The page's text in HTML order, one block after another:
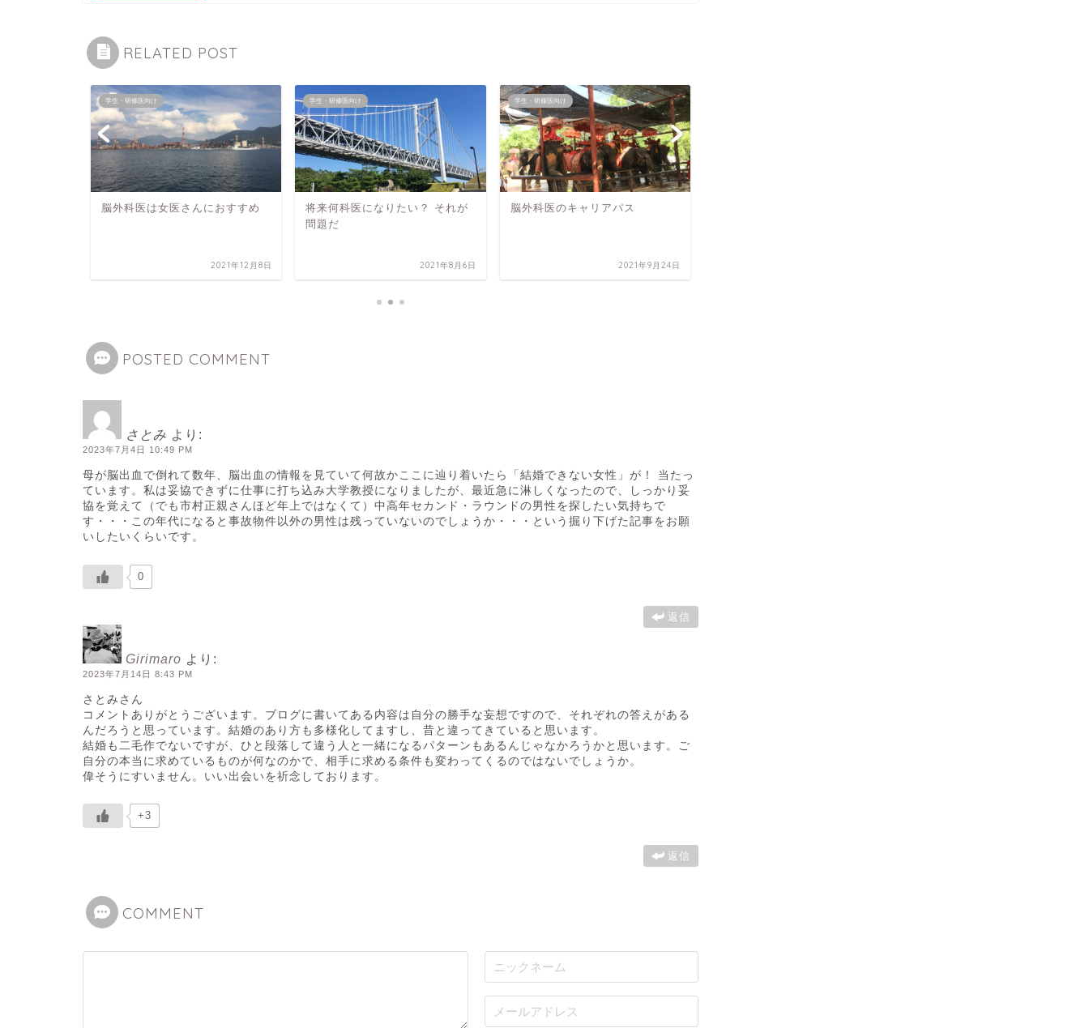
RELATED POST
学生・研修医向け
脳外科医は女医さんにおすすめ
2021年12月8日
学生・研修医向け
将来何科医になりたい？ それが
問題だ
2021年8月6日
学生・研修医向け
脳外科医のキャリアパス
2021年9月24日
POSTED COMMENT
さとみ より:
2023年7月4日 10:49 PM
母が脳出血で倒れて数年、脳出血の情報を見ていて何故かここに辿り着いたら「結婚できない女性」が！ 当たっ
ています。私は妥協できずに仕事に打ち込み大学教授になりましたが、最近急に淋しくなったので、しっかり妥
協を覚えて（でも市村正親さんほど年上ではなくて）中高年セカンド・ラウンドの男性を探したい気持ちで
す・・・この年代になると事故物件以外の男性は残っていないのでしょうか・・・という掘り下げた記事をお願
いしたいくらいです。
0
返信
Girimaro より:
2023年7月14日 8:43 PM
さとみさん
コメントありがとうございます。ブログに書いてある内容は自分の勝手な妄想ですので、それぞれの答えがある
んだろうと思っています。結婚のあり方も多様化してますし、昔と違ってきていると思います。
結婚も二毛作でないですが、ひと段落して違う人と一緒になるパターンもあるんじゃなかろうかと思います。ご
自分の本当に求めているものが何なのかで、相手に求める条件も変わってくるのではないでしょうか。
偉そうにすいません。いい出会いを祈念しております。
+3
返信
COMMENT